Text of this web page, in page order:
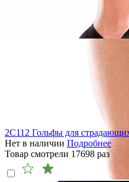
2C112 Гольфы для
Нет в наличии Подробнее
Товар смотрели 17698 раз